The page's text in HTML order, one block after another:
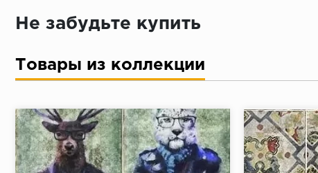
Достаточно только паспорта
Не забудьте купить
Товары из коллекции